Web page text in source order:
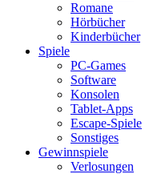
Romane
Hörbücher
Kinderbücher
Spiele
PC-Games
Software
Konsolen
Tablet-Apps
Escape-Spiele
Sonstiges
Gewinnspiele
Verlosungen